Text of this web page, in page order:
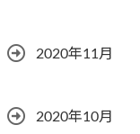
2020年11月
2020年10月